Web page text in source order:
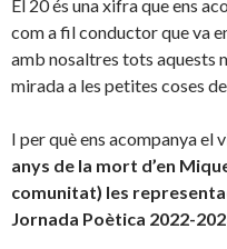
El 20 és una xifra que ens
com a fil conductor que va
amb nosaltres tots aquests
mirada a les petites coses
I per què ens acompanya el
anys de la mort d’en
comunitat) les
Jornada Poètica 2022-